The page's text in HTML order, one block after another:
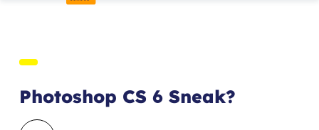
Photoshop CS 6 Sneak?